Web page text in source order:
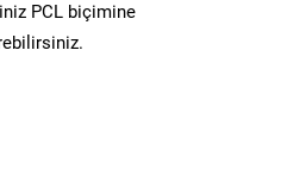
PCL biçimine